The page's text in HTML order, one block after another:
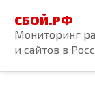
контенту
СБОЙ.РФ
Мониторинг
и сайтов в